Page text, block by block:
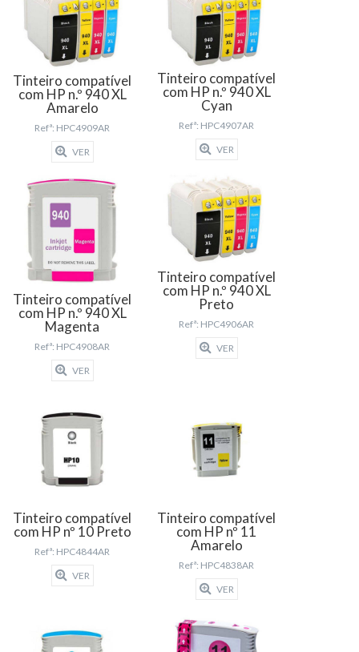
Tinteiro compatível
com HP n.º 940 XL
Amarelo
Refª: HPC4909AR
VER
Tinteiro compatível
com HP n.º 940 XL
Cyan
Refª: HPC4907AR
VER
Tinteiro compatível
com HP n.º 940 XL
Magenta
Refª: HPC4908AR
VER
Tinteiro compatível
com HP n.º 940 XL
Preto
Refª: HPC4906AR
VER
Tinteiro compatível
com HP nº 10 Preto
Refª: HPC4844AR
VER
Tinteiro compatível
com HP nº 11
Amarelo
Refª: HPC4838AR
VER